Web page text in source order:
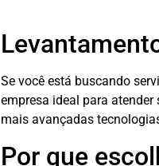
Se você está buscando
empresa ideal para
mais avançadas
Por que